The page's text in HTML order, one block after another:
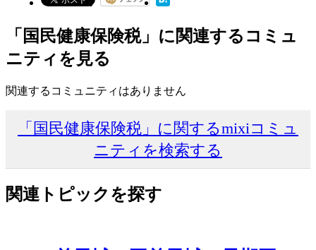
「国民健康保険税」に関連するコミュ
ニティを見る
関連するコミュニティはありません
「国民健康保険税」に関するmixiコミュ
ニティを検索する
関連トピックを探す